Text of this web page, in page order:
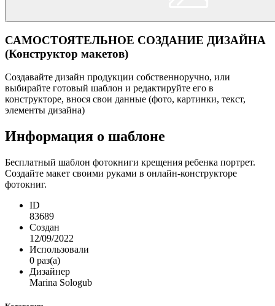
САМОСТОЯТЕЛЬНОЕ СОЗДАНИЕ ДИЗАЙНА
(Конструктор макетов)
Создавайте дизайн продукции собственноручно, или
выбирайте готовый шаблон и редактируйте его в
конструкторе, внося свои данные (фото, картинки, текст,
элементы дизайна)
Информация о шаблоне
Бесплатный шаблон фотокниги крещения ребенка портрет.
Создайте макет своими руками в онлайн-конструкторе
фотокниг.
ID
83689
Создан
12/09/2022
Использовали
0 раз(а)
Дизайнер
Marina Sologub